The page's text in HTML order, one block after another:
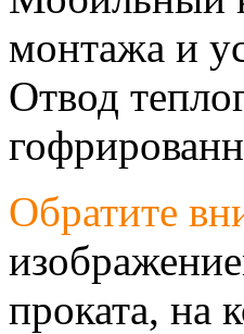
монтажа и
Отвод
Обратите
проката, на